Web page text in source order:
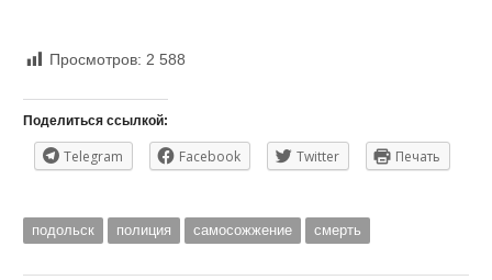
Просмотров: 2 588
Поделиться ссылкой:
Telegram Facebook Twitter Печать
подольск полиция самосожжение смерть